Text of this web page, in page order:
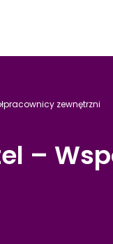
zewnętrzni
–